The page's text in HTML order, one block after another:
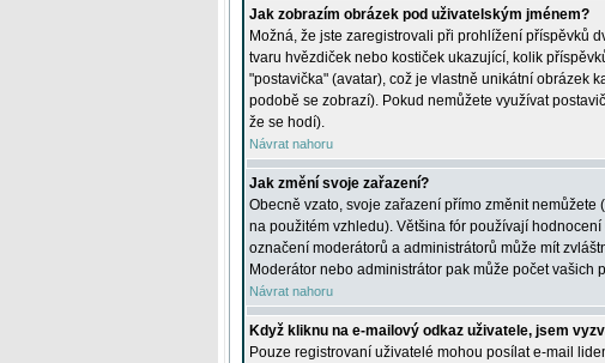
Jak zobrazím obrázek pod uživatelským jménem?
Možná, že jste zaregistrovali při prohlížení příspěvků
tvaru hvězdiček nebo kostiček ukazující, kolik
"postavička" (avatar), což je vlastně unikátní obrázek
podobě se zobrazí). Pokud nemůžete využívat
že se hodí).
Návrat nahoru
Jak změní svoje zařazení?
Obecně vzato, svoje zařazení přímo změnit
na použitém vzhledu). Většina fór používají
označení moderátorů a administrátorů může mít
Moderátor nebo administrátor pak může počet vašich
Návrat nahoru
Když kliknu na e-mailový odkaz uživatele, jsem
Pouze registrovaní uživatelé mohou posílat e-mail